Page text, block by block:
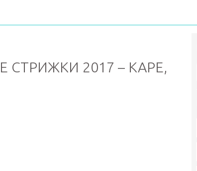
2017 – КАРЕ,